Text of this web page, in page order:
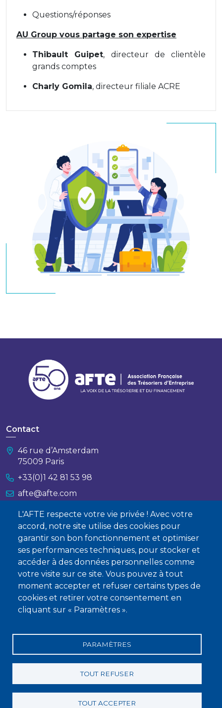
L'AFTE respecte votre vie privée ! Avec votre
accord, notre site utilise des cookies pour
garantir son bon fonctionnement et optimiser
ses performances techniques, pour stocker et
accéder à des données personnelles comme
votre visite sur ce site. Vous pouvez à tout
moment accepter et refuser certains types de
cookies et retirer votre consentement en
cliquant sur « Paramètres ».
PARAMÈTRES
TOUT REFUSER
TOUT ACCEPTER
Questions/réponses
AU Group vous partage son expertise
Thibault Guipet, directeur de clientèle
grands comptes
Charly Gomila, directeur filiale ACRE
Contact
46 rue d’Amsterdam
75009 Paris
+33(0)1 42 81 53 98
afte@afte.com
Nous contacter
À propos
Qui sommes-nous ?
Devenir membre
Mentions légales
Conditions générales de vente